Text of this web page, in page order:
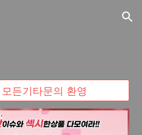
Skip to navigation
든기타문의 환영